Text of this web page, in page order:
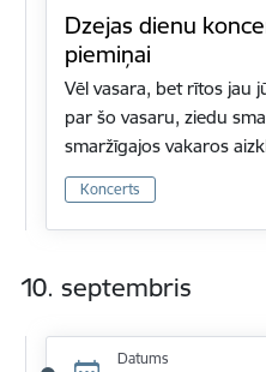
Dzejas dienu
piemiņai
Vēl vasara, bet rītos jau
par šo vasaru, ziedu
smaržīgajos vakaros
Koncerts
10. septembris
Datums